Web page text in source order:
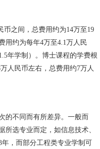
币之间，总费用约为14万至19
用约为每年4万至4.1万人民
年学制）。博士课程的学费根
人民币左右，总费用约7万人
的不同而有所差异。一般而
所选专业而定，如信息技术、
，而部分工程类专业学制可